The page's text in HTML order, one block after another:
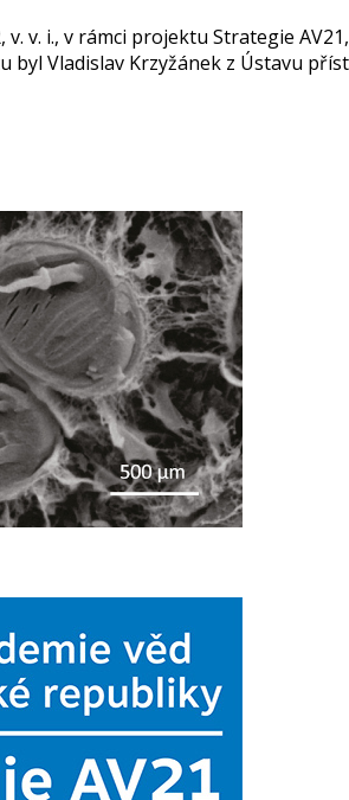
v. i., v rámci projektu Strategie
Vladislav Krzyžánek z Ústavu